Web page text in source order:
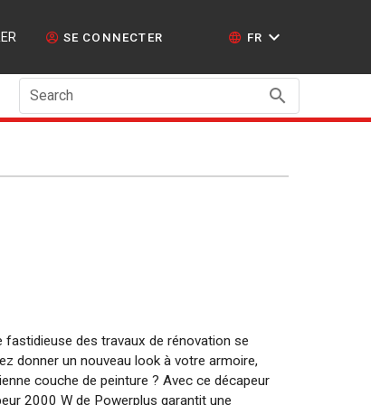
SE CONNECTER FR
Search
fastidieuse des travaux de rénovation se
donner un nouveau look à votre armoire,
couche de peinture ? Avec ce décapeur
2000 W de Powerplus garantit une